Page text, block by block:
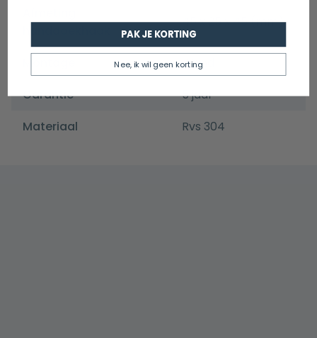
45 x 25 x 45 (mm)
Wand
Garantie
5 jaar
Materiaal
Rvs 304
PAK JE KORTING
Nee, ik wil geen korting